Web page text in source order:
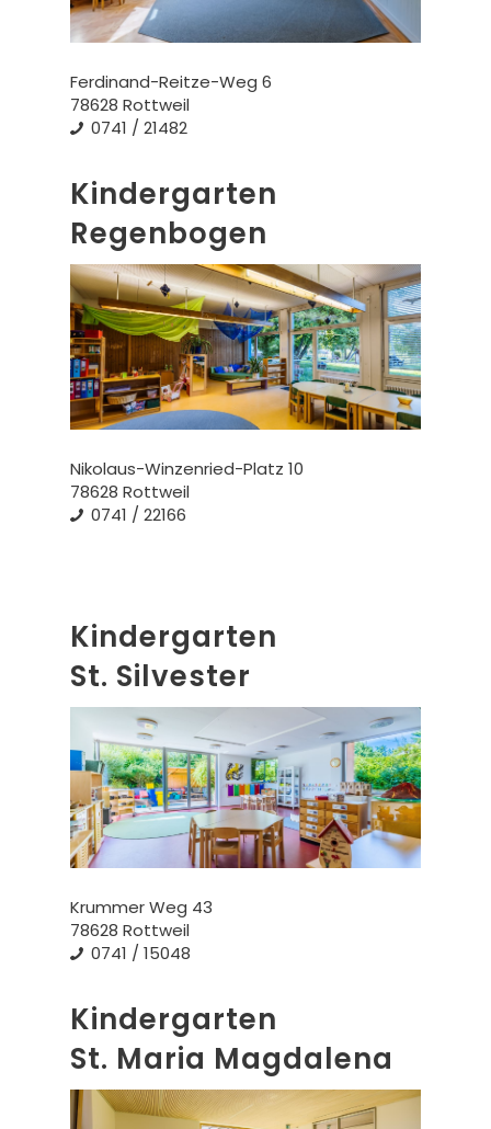
Ferdinand-Reitze-Weg 6
78628 Rottweil
0741 / 21482
Kindergarten
Regenbogen
Nikolaus-Winzenried-Platz 10
78628 Rottweil
0741 / 22166
Kindergarten
St. Silvester
Krummer Weg 43
78628 Rottweil
0741 / 15048
Kindergarten
St. Maria Magdalena